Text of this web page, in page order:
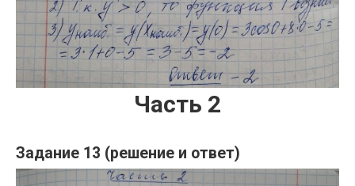
Часть 2
Задание 13 (решение и ответ)